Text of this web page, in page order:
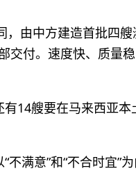
由中方建造首批四
交付。速度快、质量
14艘要在马来西亚本
不满意”和“不合时宜”